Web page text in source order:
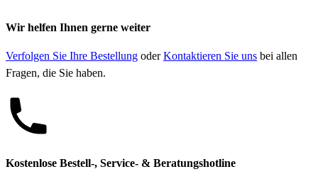
Wir helfen Ihnen gerne weiter
Verfolgen Sie Ihre Bestellung oderKontaktieren Sie uns bei allen
Fragen, die Sie haben.
Kostenlose Bestell-, Service- & Beratungshotline